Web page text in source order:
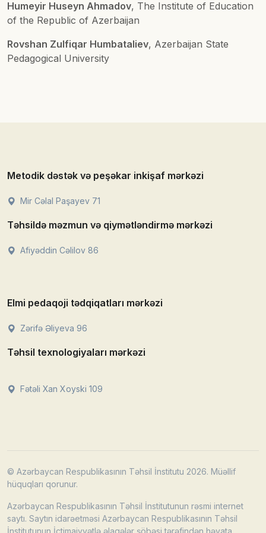
Humeyir Huseyn Ahmadov, The Institute of Education
of the Republic of Azerbaijan
Rovshan Zulfiqar Humbataliev, Azerbaijan State
Pedagogical University
Metodik dəstək və peşəkar inkişaf mərkəzi
Mir Cəlal Paşayev 71
Təhsildə məzmun və qiymətləndirmə mərkəzi
Afiyəddin Cəlilov 86
Elmi pedaqoji tədqiqatları mərkəzi
Zərifə Əliyeva 96
Təhsil texnologiyaları mərkəzi
Fətəli Xan Xoyski 109
© Azərbaycan Respublikasının Təhsil İnstitutu 2026. Müəllif
hüquqları qorunur.
Azərbaycan Respublikasının Təhsil İnstitutunun rəsmi internet
saytı. Saytın idarəetməsi Azərbaycan Respublikasının Təhsil